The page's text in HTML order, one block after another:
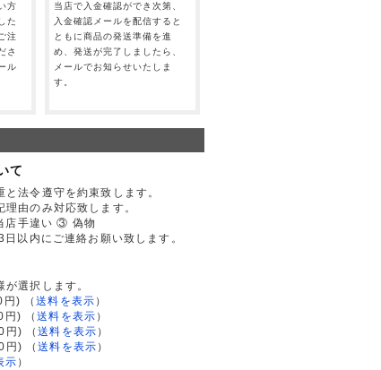
方
た
注
さ
ル
当店で入金確認ができ次第、
入金確認メールを配信すると
ともに商品の発送準備を進
め、発送が完了しましたら、
メールでお知らせいたしま
す。
て
と法令遵守を約束致します。
理由のみ対応致します。
手違い ③ 偽物
以内にご連絡お願い致します。
選択します。
円)
（送料を表示 ）
円)
（送料を表示 ）
円)
（送料を表示 ）
円)
（送料を表示 ）
示 ）